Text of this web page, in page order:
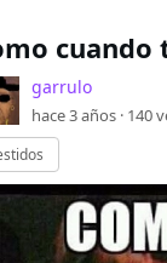
cuando
garrulo
hace 3 años · 140